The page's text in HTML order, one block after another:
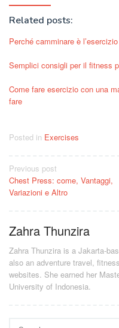
Related posts:
Perché camminare è
Semplici consigli per il fitness
Come fare esercizio con una
fare
Posted in Exercises
Post
navigation
Previous post
Chest Press: come, Vantaggi,
Variazioni e Altro
Zahra Thunzira
Zahra Thunzira is a Jakarta-
also an adventure travel,
websites. She earned her
University of Indonesia.